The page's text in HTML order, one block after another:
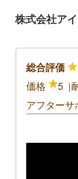
性をしっ
カーがと
した。 ハ
をしっか
なり重要
株式会社ア
総合評価
価格
5
アフター